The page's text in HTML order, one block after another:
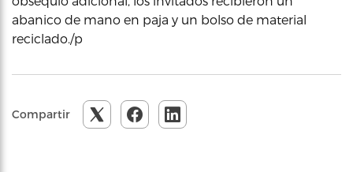
abanico de mano en paja y un bolso de material
reciclado./p
Compartir